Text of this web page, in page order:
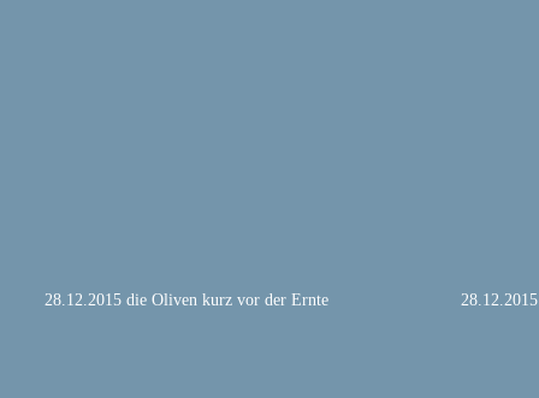
28.12.2015 die Oliven kurz vor der Ernte